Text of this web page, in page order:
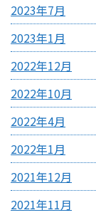
2023年7月
2023年1月
2022年12月
2022年10月
2022年4月
2022年1月
2021年12月
2021年11月